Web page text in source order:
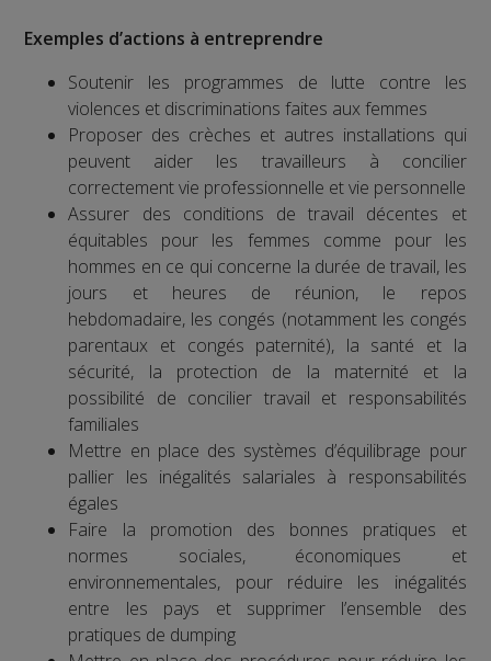
Exemples d’actions à entreprendre
Soutenir les programmes de lutte contre les
violences et discriminations faites aux femmes
Proposer des crèches et autres installations qui
peuvent aider les travailleurs à concilier
correctement vie professionnelle et vie personnelle
Assurer des conditions de travail décentes et
équitables pour les femmes comme pour les
hommes en ce qui concerne la durée de travail, les
jours et heures de réunion, le repos
hebdomadaire, les congés (notamment les congés
parentaux et congés paternité), la santé et la
sécurité, la protection de la maternité et la
possibilité de concilier travail et responsabilités
familiales
Mettre en place des systèmes d’équilibrage pour
pallier les inégalités salariales à responsabilités
égales
Faire la promotion des bonnes pratiques et
normes sociales, économiques et
environnementales, pour réduire les inégalités
entre les pays et supprimer l’ensemble des
pratiques de dumping